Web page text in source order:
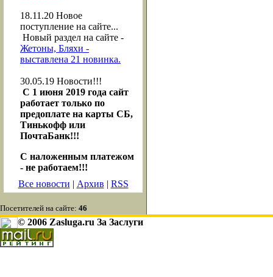
18.11.20 Новое
поступление на сайте...
Новый раздел на сайте -
Жетоны, Бляхи -
выставлена 21 новинка.
30.05.19 Новости!!!
С 1 июня 2019 года сайт
работает только по
предоплате на карты СБ,
Тинькофф или
ПочтаБанк!!!
С наложенным платежом
- не работаем!!!
Все новости | Архив | RSS
Посетителей на сайте: 46
© 2006 Zasluga.ru За Заслуги